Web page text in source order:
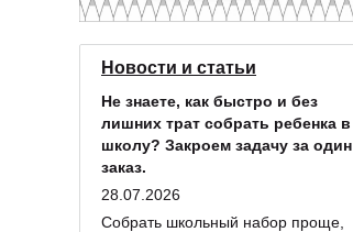
Новости и статьи
Не знаете, как быстро и без
лишних трат собрать ребенка в
школу? Закроем задачу за один
заказ.
28.07.2026
Собрать школьный набор проще,